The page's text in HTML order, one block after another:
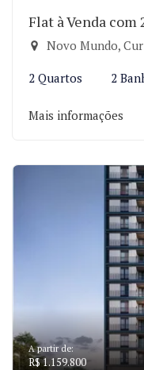
Flat à Venda com
Novo Mundo,
2 Quartos 2
Mais informações
A partir de:
R$ 1.159.800